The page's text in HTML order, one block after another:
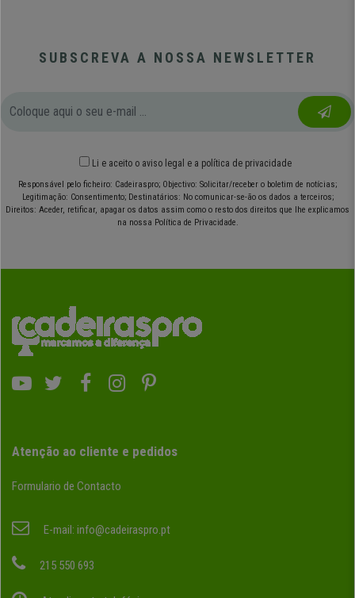
SUBSCREVA A NOSSA NEWSLETTER
Li e aceito o aviso legal e a política de privacidade
Responsável pelo ficheiro: Cadeiraspro; Objectivo: Solicitar/receber o boletim de notícias;
Legitimação: Consentimento; Destinatários: No comunicar-se-ão os dados a terceiros;
Direitos: Aceder, retificar, apagar os datos assim como o resto dos direitos que lhe explicamos
na nossa Política de Privacidade.
Atenção ao cliente e pedidos
Formulario de Contacto
E-mail: info@cadeiraspro.pt
215 550 693